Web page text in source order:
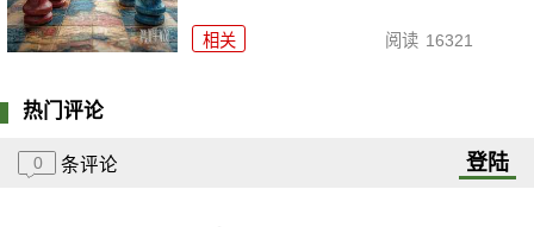
相关 阅读 16321
热门评论
0 条评论 登陆